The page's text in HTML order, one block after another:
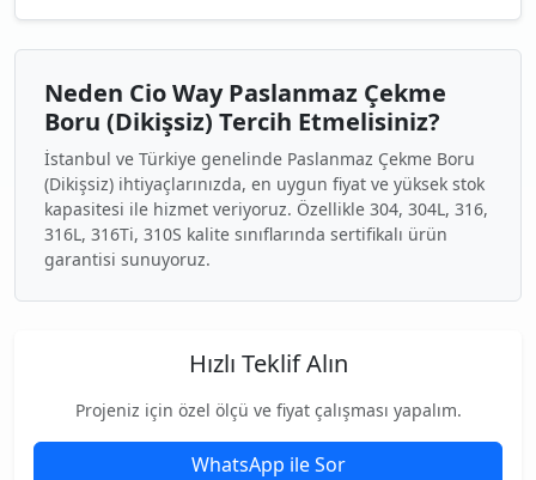
Neden Cio Way Paslanmaz Çekme
Boru (Dikişsiz) Tercih Etmelisiniz?
İstanbul ve Türkiye genelinde Paslanmaz Çekme Boru
(Dikişsiz) ihtiyaçlarınızda, en uygun fiyat ve yüksek stok
kapasitesi ile hizmet veriyoruz. Özellikle 304, 304L, 316,
316L, 316Ti, 310S kalite sınıflarında sertifikalı ürün
garantisi sunuyoruz.
Hızlı Teklif Alın
Projeniz için özel ölçü ve fiyat çalışması yapalım.
WhatsApp ile Sor